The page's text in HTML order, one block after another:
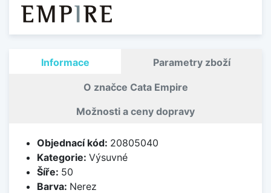
Informace Parametry zboží
O značce Cata Empire
Možnosti a ceny dopravy
Objednací kód: 20805040
Kategorie: Výsuvné
Šíře: 50
Barva: Nerez